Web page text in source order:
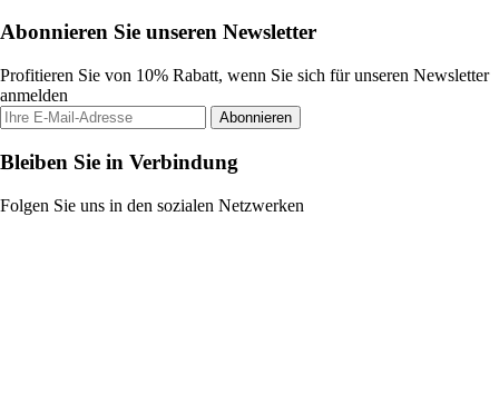
Abonnieren Sie unseren Newsletter
Profitieren Sie von 10% Rabatt, wenn Sie sich für unseren Newsletter
anmelden
Abonnieren
Bleiben Sie in Verbindung
Folgen Sie uns in den sozialen Netzwerken